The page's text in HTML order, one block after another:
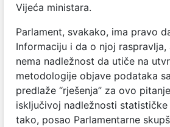
Vijeća ministara.
Parlament, svakako, ima pravo
Informaciju i da o njoj raspravlja,
nema nadležnost da utiče na
metodologije objave podataka
predlaže “rješenja” za ovo
isključivoj nadležnosti statističke
tako, posao Parlamentarne